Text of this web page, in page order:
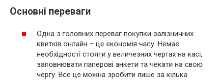
Основні переваги
Одна з головних переваг покупки залізничних
квитків онлайн – це економія часу. Немає
необхідності стояти у величезних чергах на касі,
заповнювати паперові анкети та чекати на свою
чергу. Все це можна зробити лише за кілька